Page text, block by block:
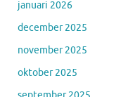
januari 2026
december 2025
november 2025
oktober 2025